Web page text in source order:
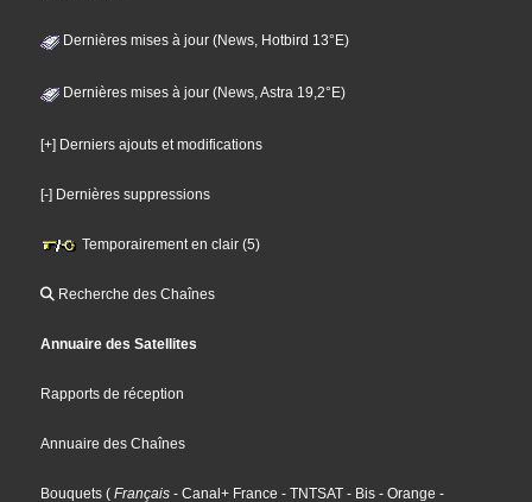
Dernières mises à jour (News, Hotbird 13°E)
Dernières mises à jour (News, Astra 19,2°E)
[+] Derniers ajouts et modifications
[-] Dernières suppressions
Temporairement en clair (5)
Recherche des Chaînes
Annuaire des Satellites
Rapports de réception
Annuaire des Chaînes
Bouquets ( Français - Canal+ France - TNTSAT - Bis - Orange -